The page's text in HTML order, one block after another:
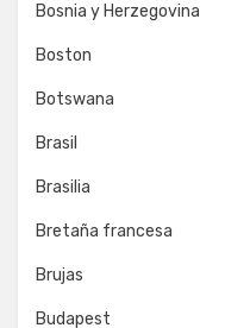
Bosnia y Herzegovina
Boston
Botswana
Brasil
Brasilia
Bretaña francesa
Brujas
Budapest